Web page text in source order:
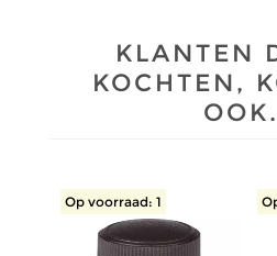
KLANTEN
KOCHTEN,
Op voorraad: 1